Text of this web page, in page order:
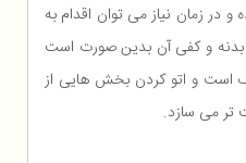
در زمان نیاز می توان اقدام به
و کفی آن بدین صورت است
است و اتو کردن بخش هایی از
تر می سازد.